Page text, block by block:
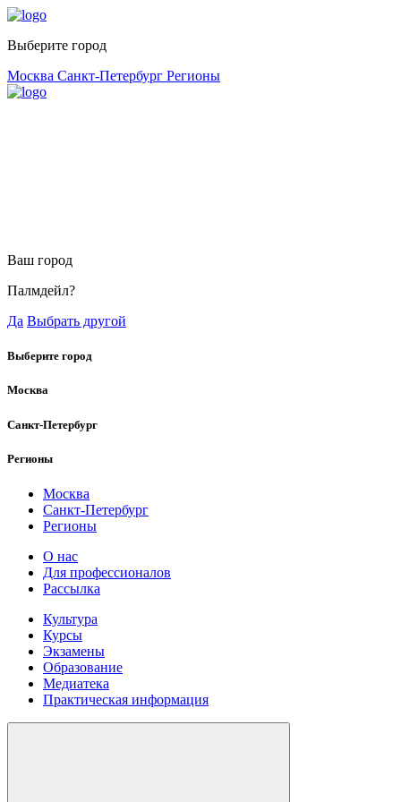
Выберите город
Москва Санкт-Петербург Регионы
Ваш город
Палмдейл?
Да Выбрать другой
Выберите город
Москва
Санкт-Петербург
Регионы
Москва
Санкт-Петербург
Регионы
О нас
Для профессионалов
Рассылка
Культура
Курсы
Экзамены
Образование
Медиатека
Практическая информация